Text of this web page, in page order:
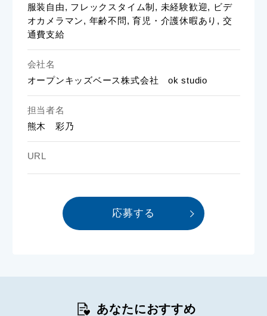
服装自由, フレックスタイム制, 未経験歓迎, ビデ
オカメラマン, 年齢不問, 育児・介護休暇あり, 交
通費支給
会社名
オープンキッズベース株式会社 ok studio
担当者名
熊木 彩乃
URL
応募する
あなたにおすすめ